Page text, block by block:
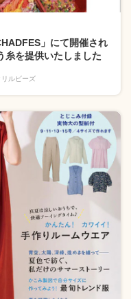
」にて開催され
糸を提供いたしました
ルビーズ